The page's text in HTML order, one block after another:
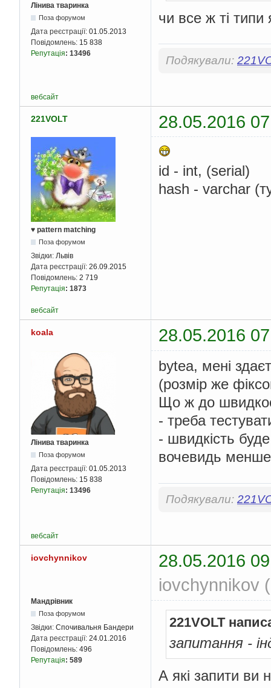
Лінива тваринка
Поза форумом
Дата реєстрації: 01.05.2013
Повідомлень: 15 838
Репутація: 13496
чи все ж ті типи
Подякували:
вебсайт
221VOLT 28.05.2016
♥ pattern matching
Поза форумом
Звідки: Львів
Дата реєстрації: 26.09.2015
Повідомлень: 2 719
Репутація: 1873
id - int, (serial)
hash - varchar
вебсайт
koala 28.05.2016
Лінива тваринка
Поза форумом
Дата реєстрації: 01.05.2013
Повідомлень: 15 838
Репутація: 13496
bytea, мені
(розмір же
Що ж до
- треба
- швидкість
вочевидь
Подякували:
вебсайт
iovchynnikov
28.05.2016
iovchynnikov
Мандрівник
Поза форумом
Звідки: Спочивальня Бандери
Дата реєстрації: 24.01.2016
Повідомлень: 496
Репутація: 589
221VOLT
запитання -
А які запити ви